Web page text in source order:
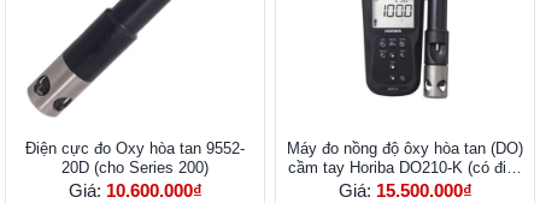
Điện cực đo Oxy hòa tan 9552-
20D (cho Series 200)
Giá: 10.600.000₫
Máy đo nồng độ ôxy hòa tan (DO)
cầm tay Horiba DO210-K (có điện
cực)
Giá: 15.500.000₫